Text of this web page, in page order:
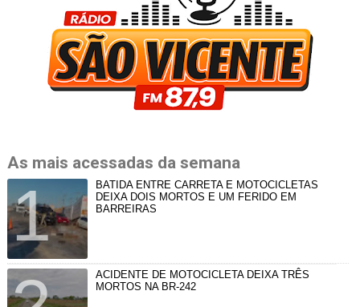
As mais acessadas da semana
BATIDA ENTRE CARRETA E MOTOCICLETAS
DEIXA DOIS MORTOS E UM FERIDO EM
BARREIRAS
ACIDENTE DE MOTOCICLETA DEIXA TRÊS
MORTOS NA BR-242